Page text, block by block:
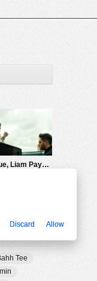
Jonas Blue, Liam Payne, Lennon Stella — Polaroid
Tee
Discard Allow